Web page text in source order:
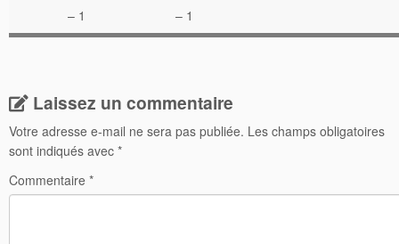
– 1
– 1
Laissez un commentaire
Votre adresse e-mail ne sera pas publiée. Les champs obligatoires
sont indiqués avec *
Commentaire *